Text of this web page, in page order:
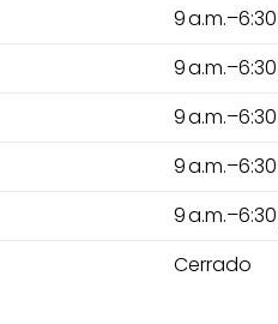
9
9
9
9
9
Cerrado